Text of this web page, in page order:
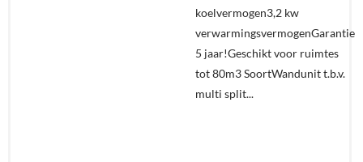
koelvermogen3,2 kw
verwarmingsvermogenGarantie
5 jaar!Geschikt voor ruimtes
tot 80m3 SoortWandunit t.b.v.
multi split...